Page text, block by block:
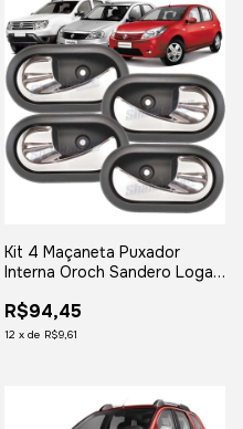
Kit 4 Maçaneta Puxador
Interna Oroch Sandero Logan
R$94,45
12 x de R$9,61